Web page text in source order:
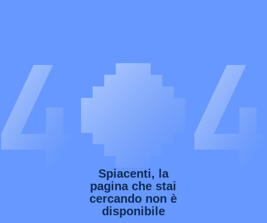
Spiacenti, la
pagina che stai
cercando non è
disponibile